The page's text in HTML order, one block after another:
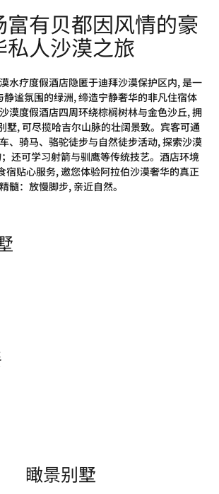
富有贝都因风情的豪
私人沙漠之旅
水疗度假酒店隐匿于迪拜沙漠保护区内, 是一
静谧氛围的绿洲, 缔造宁静奢华的非凡住宿体
漠度假酒店四周环绕棕榈树林与金色沙丘, 拥
墅, 可尽揽哈吉尔山脉的壮阔景致。宾客可通
、骑马、骆驼徒步与自然徒步活动, 探索沙漠
还可学习射箭与驯鹰等传统技艺。酒店环境
宿贴心服务, 邀您体验阿拉伯沙漠奢华的真正
精髓：放慢脚步, 亲近自然。
瞰景别墅